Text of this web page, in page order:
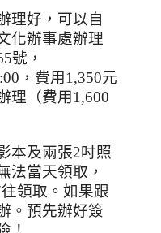
理好，可以自
化辦事處辦理
號，
，費用1,350元
理（費用1,600
本及兩張2吋照
法當天領取，
領取。如果跟
。預先辦好簽